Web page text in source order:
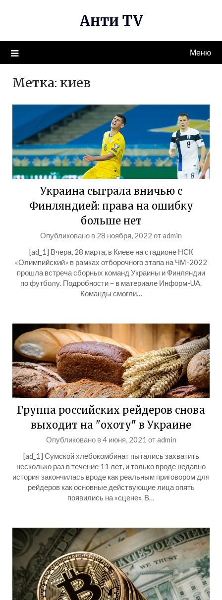
Анти TV
Меню
Метка: киев
Украина сыграла вничью с
Финляндией: права на ошибку
больше нет
Опубликовано в 28 ноября, 2022 отadmin
[ad_1] Вчера, 28 марта, в Киеве на стадионе НСК
«Олимпийский» в рамках отборочного этапа на ЧМ-2022
прошла встреча сборных команд Украины и Финляндии
по футболу. Подробности – в материале Информ-UA.
Команды смогли…
Группа российских рейдеров снова
выходит на "охоту" в Украине
Опубликовано в4 июня, 2021 отadmin
[ad_1] Сумской хлебокомбинат пытались захватить
несколько раз в течение 11 лет, и только вроде недавно
история закончилась вроде как реальным приговором для
рейдеров как основные действующие лица опять
появились на «сцене». В…